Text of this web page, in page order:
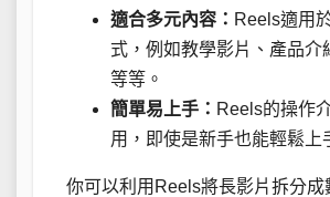
適合多元內容： Reels適用
式，例如教學影片、產品介
等等。
簡單易上手： Reels的操作
用，即使是新手也能輕鬆上
你可以利用Reels將長影片拆分成